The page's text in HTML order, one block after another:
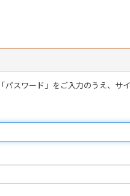
スワード」をご入力のうえ、サ